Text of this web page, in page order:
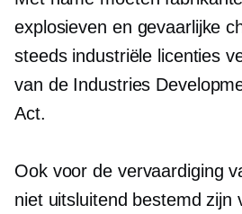
explosieven en gevaarlijke
steeds industriële licenties
van de Industries
Act.
Ook voor de vervaardiging
niet uitsluitend bestemd zijn